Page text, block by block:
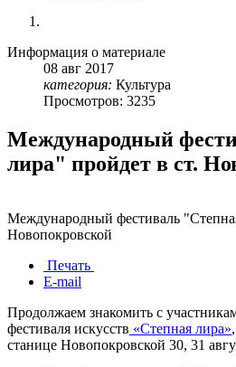
Информация о материале
08 авг 2017
категория: Культура
Просмотров: 3235
Международный
лира" пройдет в ст.
Международный фестиваль
Новопокровской
Печать
E-mail
Продолжаем знакомить с
фестиваля искусств «Степная лира»
станице Новопокровской 30, 31